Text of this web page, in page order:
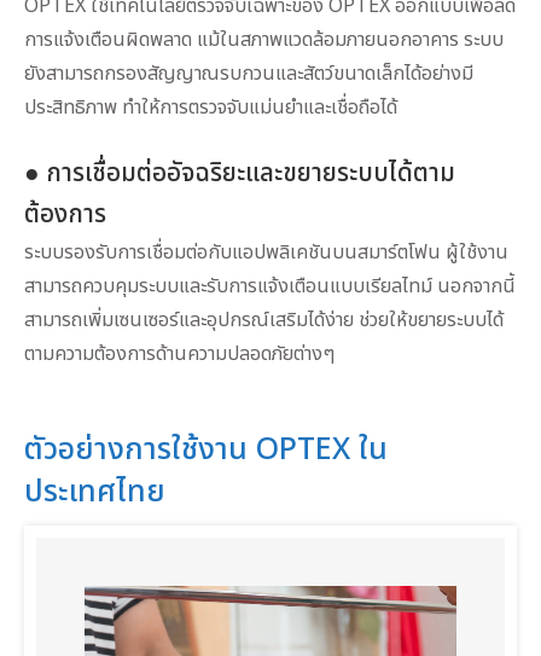
การแจ้งเตือนผิดพลาด แม้ในสภาพแวดล้อมภายนอกอาคาร ระบบ
ยังสามารถกรองสัญญาณรบกวนและสัตว์ขนาดเล็กได้อย่างมี
ประสิทธิภาพ ทำให้การตรวจจับแม่นยำและเชื่อถือได้
● การเชื่อมต่ออัจฉริยะและขยายระบบได้ตาม
ต้องการ
ระบบรองรับการเชื่อมต่อกับแอปพลิเคชันบนสมาร์ตโฟน ผู้ใช้งาน
สามารถควบคุมระบบและรับการแจ้งเตือนแบบเรียลไทม์ นอกจากนี้
สามารถเพิ่มเซนเซอร์และอุปกรณ์เสริมได้ง่าย ช่วยให้ขยายระบบได้
ตามความต้องการด้านความปลอดภัยต่างๆ
ตัวอย่างการใช้งาน OPTEX ใน
ประเทศไทย